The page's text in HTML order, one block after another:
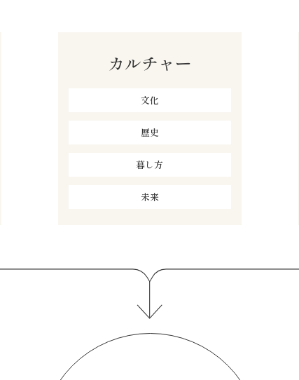
カルチャー
文化
歴史
暮し方
未来